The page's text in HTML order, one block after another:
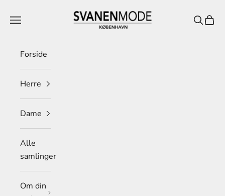
Svanen Mode
Menu Søg
Forside
Herre
Dame
Alle
samlinger
Om din